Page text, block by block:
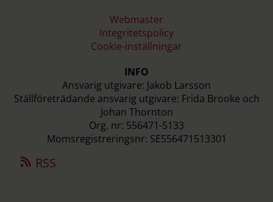
Webmaster
Integritetspolicy
Cookie-inställningar
INFO
Ansvarig utgivare: Jakob Larsson
Ställföreträdande ansvarig utgivare: Frida Brooke och
Johan Thornton
Org. nr: 556471-5133
Momsregistreringsnr: SE556471513301
RSS